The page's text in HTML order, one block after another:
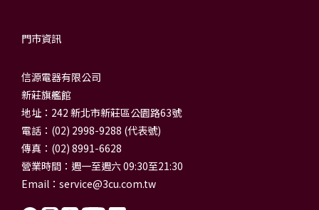
門市資訊
信源電器有限公司
新莊旗艦館
地址：242 新北市新莊區公園路63號
電話：(02) 2998-9288 (代表號)
傳真：(02) 8991-6628
營業時間：週一至週六 09:30至21:30
Email： service@3cu.com.tw